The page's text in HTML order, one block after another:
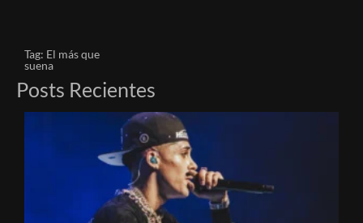
Tag: El más que
suena
Posts Recientes